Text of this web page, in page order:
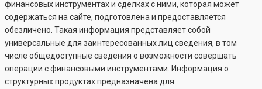
финансовых инструментах и сделках с ними, которая может
содержаться на сайте, подготовлена и предоставляется
обезличено. Такая информация представляет собой
универсальные для заинтересованных лиц сведения, в том
числе общедоступные сведения о возможности совершать
операции с финансовыми инструментами. Информация о
структурных продуктах предназначена для